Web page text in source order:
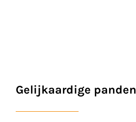
Gelijkaardige panden